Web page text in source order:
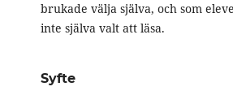
brukade välja själva, och som
inte själva valt att läsa.
Syfte